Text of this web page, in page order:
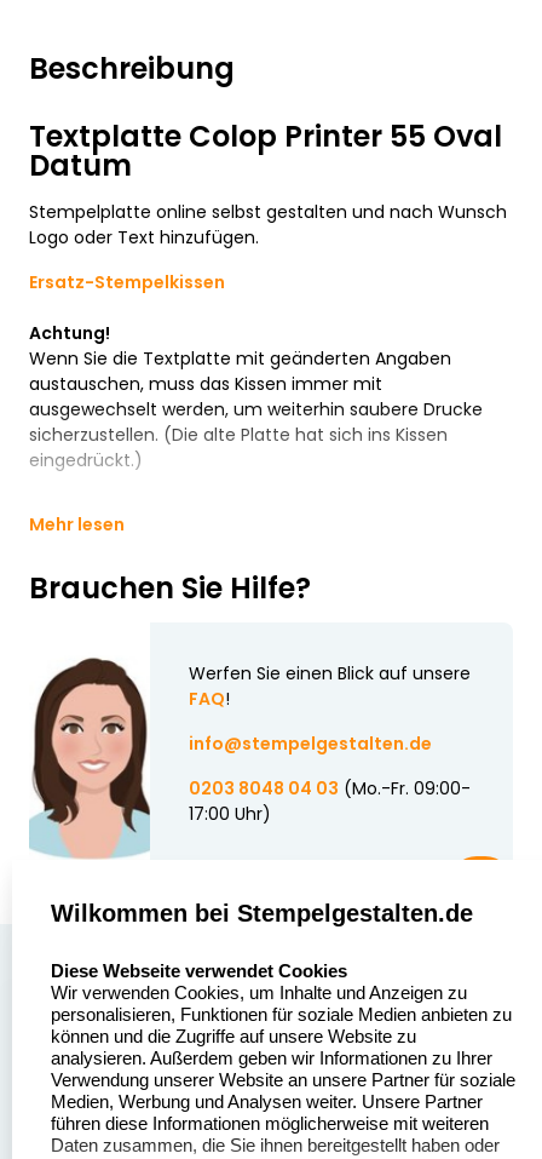
Beschreibung
Textplatte Colop Printer 55 Oval
Datum
Stempelplatte online selbst gestalten und nach Wunsch
Logo oder Text hinzufügen.
Ersatz-Stempelkissen
Achtung!
Wenn Sie die Textplatte mit geänderten Angaben
austauschen, muss das Kissen immer mit
ausgewechselt werden, um weiterhin saubere Drucke
sicherzustellen. (Die alte Platte hat sich ins Kissen
eingedrückt.)
Mehr lesen
Brauchen Sie Hilfe?
Werfen Sie einen Blick auf unsere
FAQ!
info@stempelgestalten.de
0203 8048 04 03 (Mo.-Fr. 09:00-
17:00 Uhr)
Stempelgestalten.de
Asterlager Straße 97
47228 Duisburg
Deutschland
Über uns
Sitemap
Alle
Stempelinformationen
Wilkommen bei Stempelgestalten.de
Diese Webseite verwendet Cookies
Wir verwenden Cookies, um Inhalte und Anzeigen zu
personalisieren, Funktionen für soziale Medien anbieten zu
können und die Zugriffe auf unsere Website zu
analysieren. Außerdem geben wir Informationen zu Ihrer
Verwendung unserer Website an unsere Partner für soziale
Medien, Werbung und Analysen weiter. Unsere Partner
führen diese Informationen möglicherweise mit weiteren
Daten zusammen, die Sie ihnen bereitgestellt haben oder